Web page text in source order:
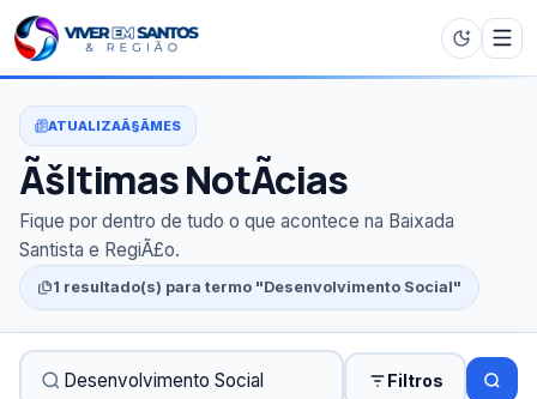
ATUALIZAÃ§ÃΜES
Ãšltimas NotÃ­cias
Fique por dentro de tudo o que acontece na Baixada
Santista e RegiÃ£o.
1 resultado(s) para termo "Desenvolvimento Social"
Filtros